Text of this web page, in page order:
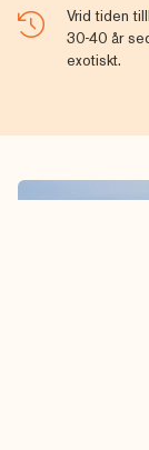
Vrid tiden
30-40 år
exotiskt.